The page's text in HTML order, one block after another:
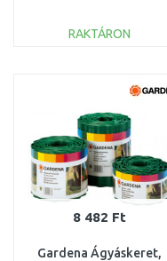
RAKTÁRON
Összehasonlítás
8 482 Ft
Gardena Ágyáskeret,